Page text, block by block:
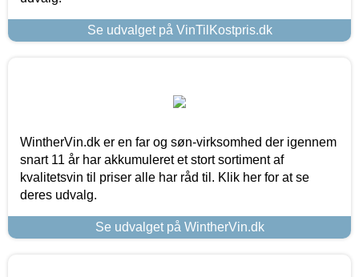
Se udvalget på VinTilKostpris.dk
WintherVin.dk er en far og søn-virksomhed der igennem
snart 11 år har akkumuleret et stort sortiment af
kvalitetsvin til priser alle har råd til. Klik her for at se
deres udvalg.
Se udvalget på WintherVin.dk